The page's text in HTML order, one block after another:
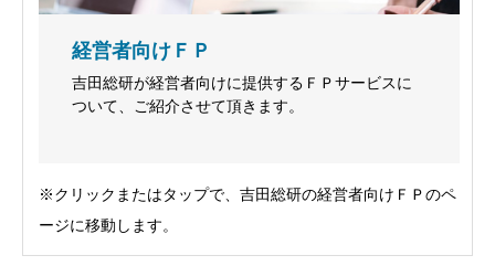
経営者向けＦＰ
吉田総研が経営者向けに提供するＦＰサービスに
ついて、ご紹介させて頂きます。
※クリックまたはタップで、吉田総研の経営者向けＦＰのペ
ージに移動します。